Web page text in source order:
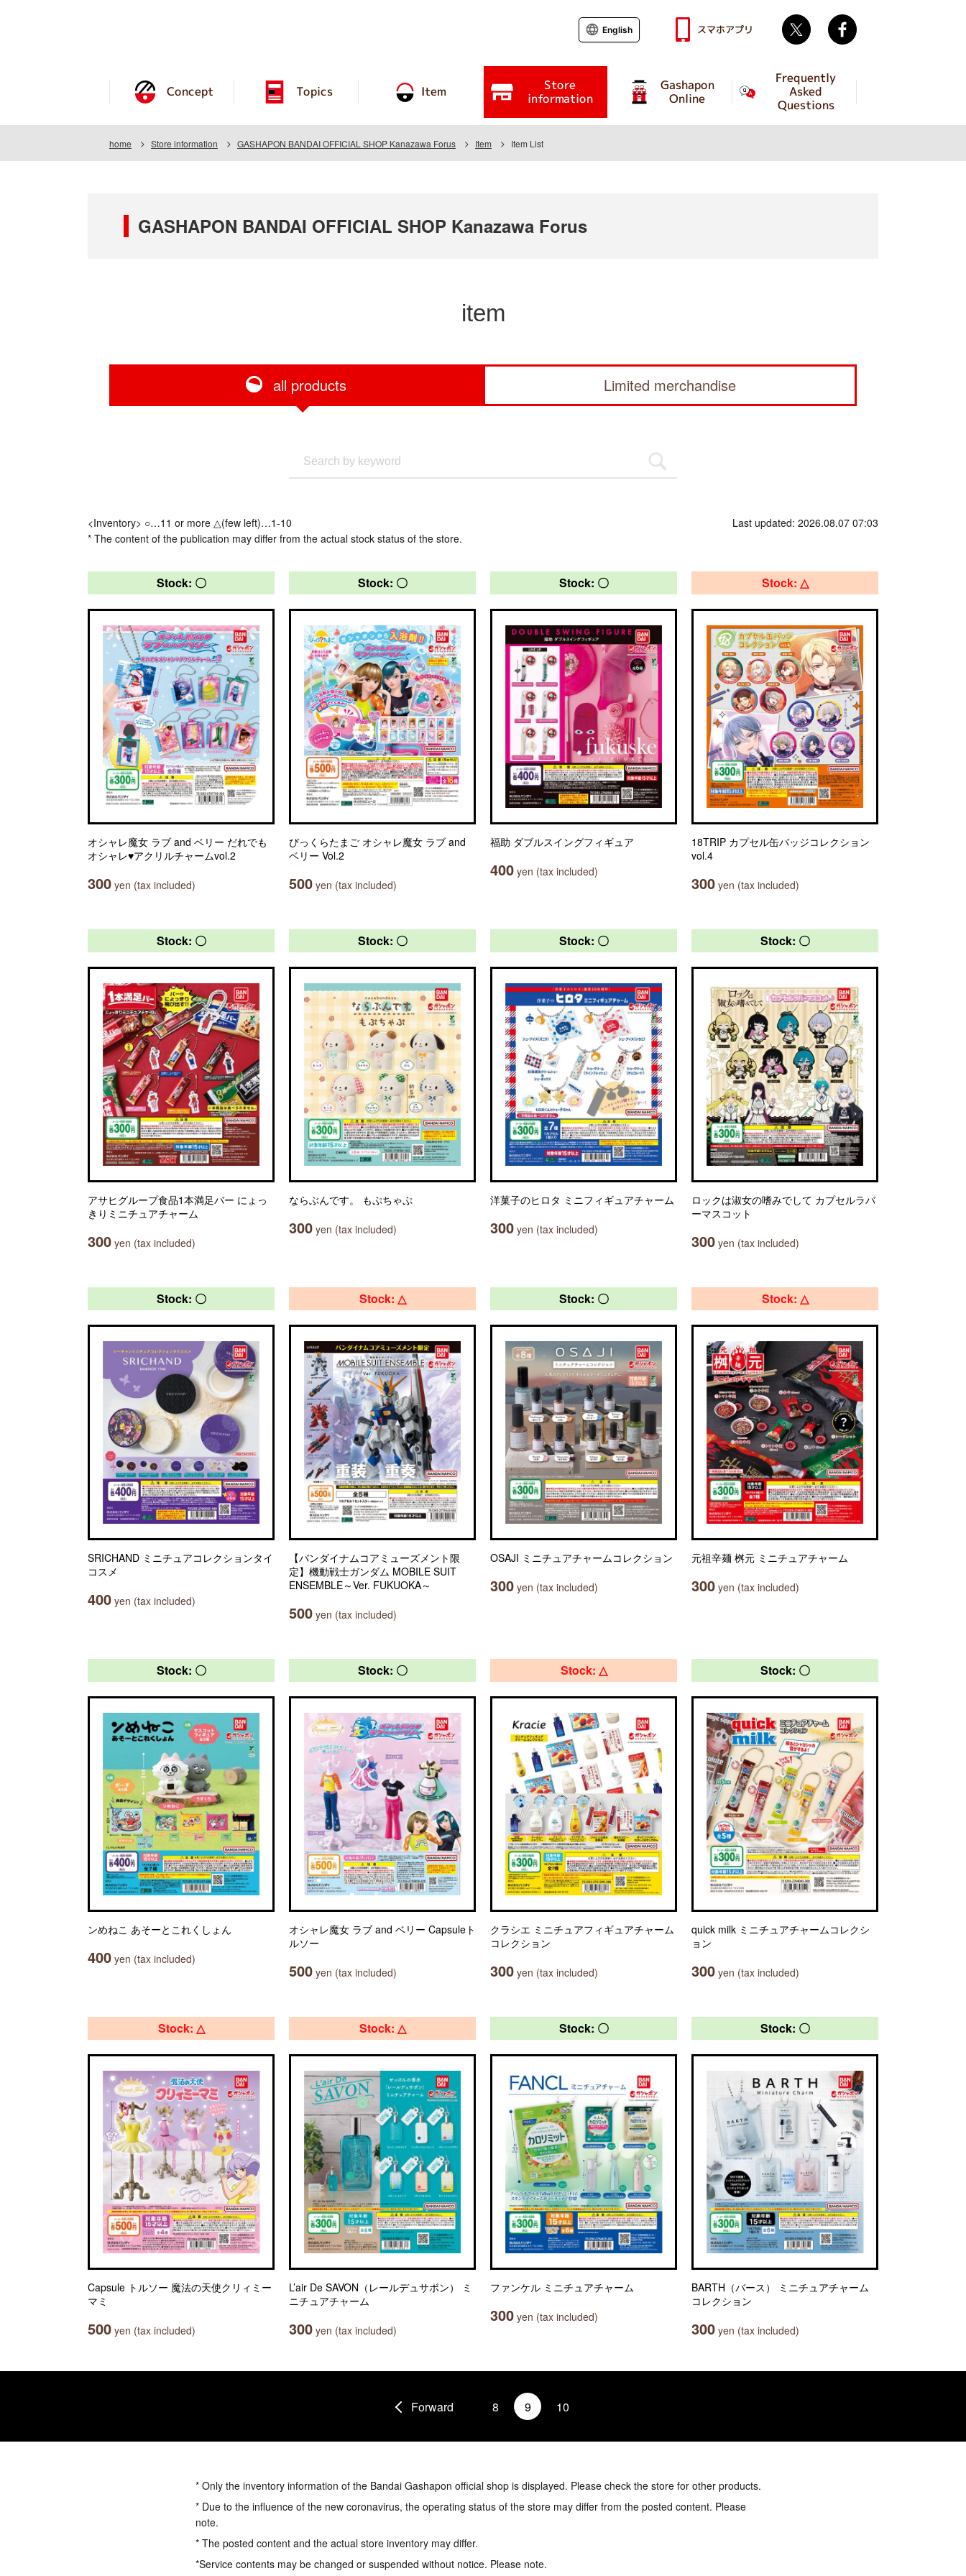
Concept Topics Item Store
information
Gashapon
Online
Frequently
Asked
Questions
English スマホアプリ Twitter
home Store information GASHAPON BANDAI OFFICIAL SHOP Kanazawa Forus Item Item List
GASHAPON BANDAI OFFICIAL SHOP Kanazawa Forus
item
all products Limited merchandise
<Inventory> ○…11 or more △(few left)…1-10
* The content of the publication may differ from the actual stock status of the store.
Last updated: 2026.08.07 07:03
Stock: 〇
オシャレ魔女 ラブ and ベリー だれでも
オシャレ♥アクリルチャームvol.2
300 yen (tax included)
Stock: 〇
びっくらたまご オシャレ魔女 ラブ and
ベリー Vol.2
500 yen (tax included)
Stock: 〇
福助 ダブルスイングフィギュア
400 yen (tax included)
Stock: △
18TRIP カプセル缶バッジコレクション
vol.4
300 yen (tax included)
Stock: 〇
アサヒグループ食品1本満足バー にょっ
きりミニチュアチャーム
300 yen (tax included)
Stock: 〇
ならぶんです。 もぷちゃぷ
300 yen (tax included)
Stock: 〇
洋菓子のヒロタ ミニフィギュアチャーム
300 yen (tax included)
Stock: 〇
ロックは淑女の嗜みでして カプセルラバ
ーマスコット
300 yen (tax included)
Stock: 〇
SRICHAND ミニチュアコレクションタイ
コスメ
400 yen (tax included)
Stock: △
【バンダイナムコアミューズメント限
定】機動戦士ガンダム MOBILE SUIT
ENSEMBLE～Ver. FUKUOKA～
500 yen (tax included)
Stock: 〇
OSAJI ミニチュアチャームコレクション
300 yen (tax included)
Stock: △
元祖辛麺 桝元 ミニチュアチャーム
300 yen (tax included)
Stock: 〇
ンめねこ あそーとこれくしょん
400 yen (tax included)
Stock: 〇
オシャレ魔女 ラブ and ベリー Capsuleト
ルソー
500 yen (tax included)
Stock: △
クラシエ ミニチュアフィギュアチャーム
コレクション
300 yen (tax included)
Stock: 〇
quick milk ミニチュアチャームコレクシ
ョン
300 yen (tax included)
Stock: △
Capsule トルソー 魔法の天使クリィミー
マミ
500 yen (tax included)
Stock: △
L’air De SAVON（レールデュサボン） ミ
ニチュアチャーム
300 yen (tax included)
Stock: 〇
ファンケル ミニチュアチャーム
300 yen (tax included)
Stock: 〇
BARTH（バース） ミニチュアチャーム
コレクション
300 yen (tax included)
Forward 8 9 10
* Only the inventory information of the Bandai Gashapon official shop is displayed. Please check the store for other products.
* Due to the influence of the new coronavirus, the operating status of the store may differ from the posted content. Please
note.
* The posted content and the actual store inventory may differ.
*Service contents may be changed or suspended without notice. Please note.